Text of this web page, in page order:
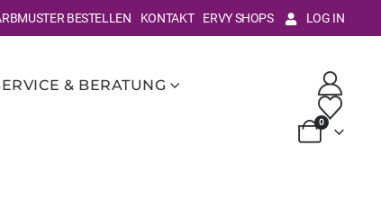
BESTELLEN KONTAKT ERVY SHOPS LOG IN
& BERATUNG
0